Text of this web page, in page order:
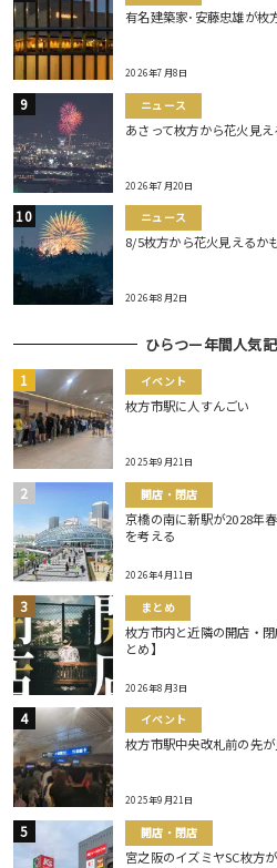
有名建築家･安藤忠雄が枚
2026年7月8日
ニュース
あさって枚方から花火見え
2026年7月20日
ニュース
8/5枚方から花火見えるか
2026年8月2日
ひらつー年間人気
イベント
枚方市駅に人すんごい
2025年9月21日
開店・閉店
京橋の南に新駅が2028年
を考える
2026年4月11日
まとめ
枚方市内と近隣の開店・
とめ】
2026年8月3日
イベント
枚方市駅中央改札前の先
2025年9月21日
開店・閉店
宮之阪のイズミヤSC枚方